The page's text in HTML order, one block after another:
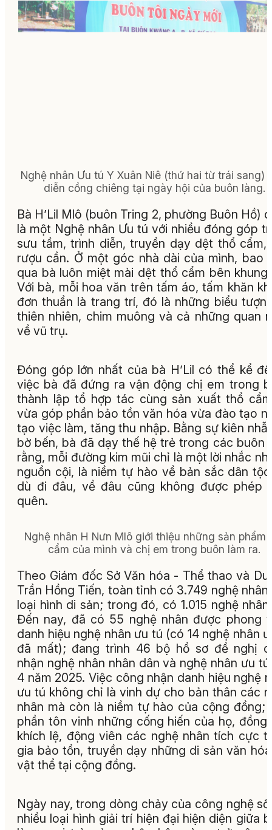
Nghệ nhân Ưu tú Y Xuân Niê (thứ hai từ trái sang)
diễn cồng chiêng tại ngày hội của buôn làng.
Bà H’Lil Mlô (buôn Tring 2, phường Buôn Hồ)
là một Nghệ nhân Ưu tú với nhiều đóng góp
sưu tầm, trình diễn, truyền dạy dệt thổ cẩm,
rượu cần. Ở một góc nhà dài của mình, bao
qua bà luôn miệt mài dệt thổ cẩm bên khung
Với bà, mỗi hoa văn trên tấm áo, tấm khăn
đơn thuần là trang trí, đó là những biểu
thiên nhiên, chim muông và cả những quan
về vũ trụ.
Đóng góp lớn nhất của bà H’Lil có thể kể
việc bà đã đứng ra vận động chị em trong
thành lập tổ hợp tác cùng sản xuất thổ
vừa góp phần bảo tồn văn hóa vừa đào tạo
tạo việc làm, tăng thu nhập. Bằng sự kiên
bờ bến, bà đã dạy thế hệ trẻ trong các buôn
rằng, mỗi đường kim mũi chỉ là một lời nhắc
nguồn cội, là niềm tự hào về bản sắc dân
dù đi đâu, về đâu cũng không được phép
quên.
Nghệ nhân H Nưn Mlô giới thiệu những sản phẩm
cẩm của mình và chị em trong buôn làm ra.
Theo Giám đốc Sở Văn hóa - Thể thao và
Trần Hồng Tiến, toàn tỉnh có 3.749 nghệ nhân
loại hình di sản; trong đó, có 1.015 nghệ
Đến nay, đã có 55 nghệ nhân được phong
danh hiệu nghệ nhân ưu tú (có 14 nghệ nhân
đã mất); đang trình 46 bộ hồ sơ đề nghị
nhận nghệ nhân nhân dân và nghệ nhân ưu
4 năm 2025. Việc công nhận danh hiệu nghệ
ưu tú không chỉ là vinh dự cho bản thân các
nhân mà còn là niềm tự hào của cộng đồng;
phần tôn vinh những cống hiến của họ, đồng
khích lệ, động viên các nghệ nhân tích cực
gia bảo tồn, truyền dạy những di sản văn
vật thể tại cộng đồng.
Ngày nay, trong dòng chảy của công nghệ
nhiều loại hình giải trí hiện đại hiện diện giữa